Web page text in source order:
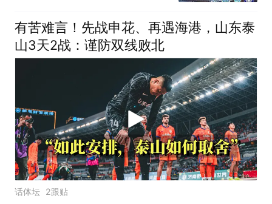
有苦难言！先战申花、再遇海港，山东泰
山3天2战：谨防双线败北
话体坛 2跟贴